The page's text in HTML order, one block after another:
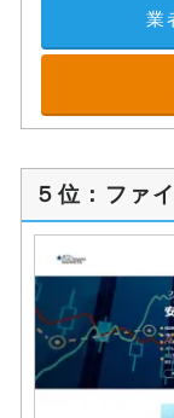
業
５位：ファ